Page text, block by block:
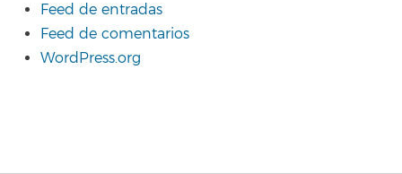
Feed de entradas
Feed de comentarios
WordPress.org